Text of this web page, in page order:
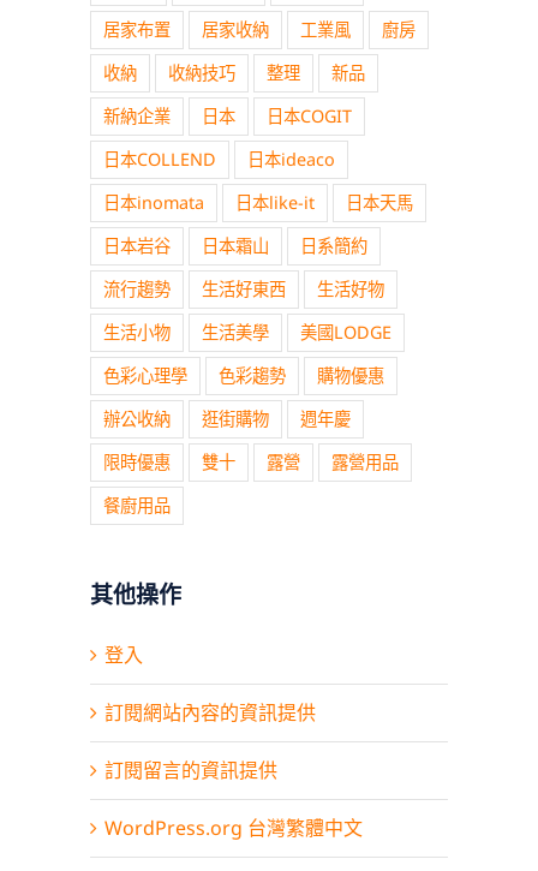
居家布置
居家收納 工業風
廚房
收納
收納技巧 整理
新品
新納企業
日本
日本COGIT
日本COLLEND
日本ideaco
日本inomata
日本like-it
日本天馬
日本岩谷
日本霜山
日系簡約
流行趨勢
生活好東西
生活好物
生活小物
生活美學
美國LODGE
色彩心理學
色彩趨勢
購物優惠
辦公收納
逛街購物
週年慶
限時優惠
雙十 露營
露營用品
餐廚用品
其他操作
登入
訂閱網站內容的資訊提供
訂閱留言的資訊提供
WordPress.org 台灣繁體中文